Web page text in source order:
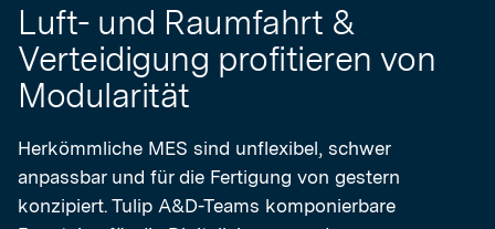
Luft- und Raumfahrt &
Verteidigung profitieren von
Modularität
Herkömmliche MES sind unflexibel, schwer
anpassbar und für die Fertigung von gestern
konzipiert. Tulip A&D-Teams komponierbare